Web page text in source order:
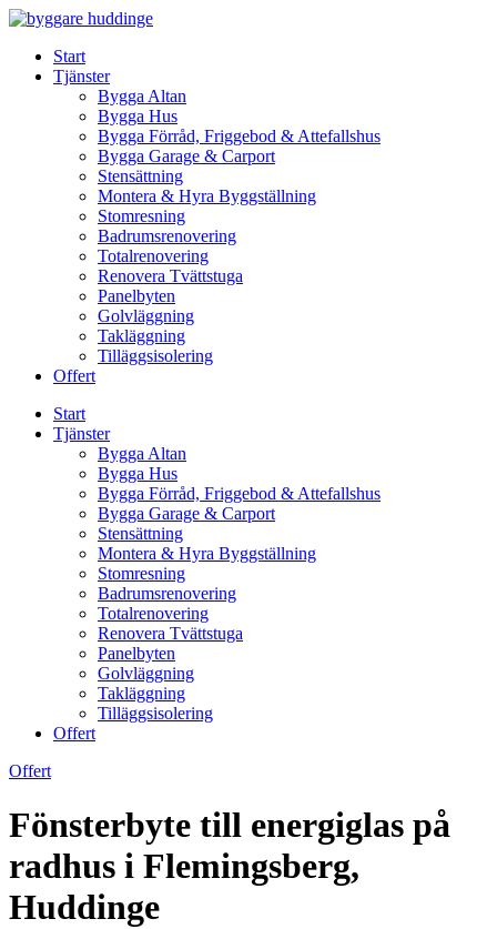
Skip
contentStart
Tjänster
Bygga Altan
Bygga Hus
Bygga Förråd, Friggebod & Attefallshus
Bygga Garage & Carport
Stensättning
Montera & Hyra Byggställning
Stomresning
Badrumsrenovering
Totalrenovering
Renovera Tvättstuga
Panelbyten
Golvläggning
Takläggning
Tilläggsisolering
Offert
Start
Tjänster
Bygga Altan
Bygga Hus
Bygga Förråd, Friggebod & Attefallshus
Bygga Garage & Carport
Stensättning
Montera & Hyra Byggställning
Stomresning
Badrumsrenovering
Totalrenovering
Renovera Tvättstuga
Panelbyten
Golvläggning
Takläggning
Tilläggsisolering
Offert
Offert
Fönsterbyte till energiglas på
radhus i Flemingsberg,
Huddinge